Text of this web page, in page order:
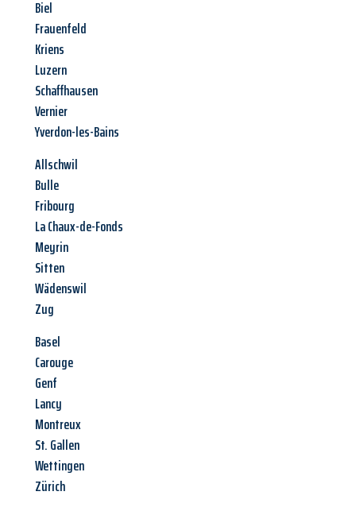
Biel
Frauenfeld
Kriens
Luzern
Schaffhausen
Vernier
Yverdon-les-Bains
Allschwil
Bulle
Fribourg
La Chaux-de-Fonds
Meyrin
Sitten
Wädenswil
Zug
Basel
Carouge
Genf
Lancy
Montreux
St. Gallen
Wettingen
Zürich